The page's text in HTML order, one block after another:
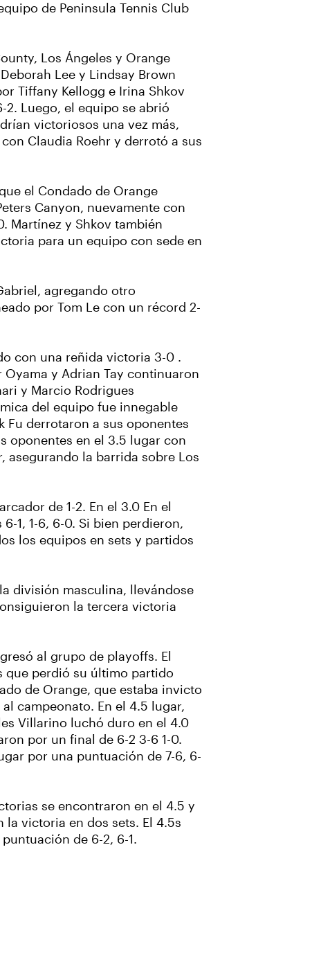
de Peninsula Tennis Club
Los Ángeles y Orange
Lee y Lindsay Brown
Tiffany Kellogg e Irina Shkov
Luego, el equipo se abrió
victoriosos una vez más,
Claudia Roehr y derrotó a sus
el Condado de Orange
Canyon, nuevamente con
Martínez y Shkov también
para un equipo con sede en
agregando otro
por Tom Le con un récord 2-
con una reñida victoria 3-0 .
Oyama y Adrian Tay continuaron
y Marcio Rodrigues
del equipo fue innegable
Fu derrotaron a sus oponentes
oponentes en el 3.5 lugar con
asegurando la barrida sobre Los
de 1-2. En el 3.0 En el
1, 1-6, 6-0. Si bien perdieron,
los equipos en sets y partidos
división masculina, llevándose
la tercera victoria
al grupo de playoffs. El
que perdió su último partido
de Orange, que estaba invicto
campeonato. En el 4.5 lugar,
Villarino luchó duro en el 4.0
por un final de 6-2 3-6 1-0.
por una puntuación de 7-6, 6-
se encontraron en el 4.5 y
la victoria en dos sets. El 4.5s
de 6-2, 6-1.